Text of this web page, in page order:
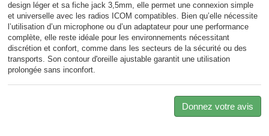
design léger et sa fiche jack 3,5mm, elle permet une connexion simple
et universelle avec les radios ICOM compatibles. Bien qu’elle nécessite
l’utilisation d’un microphone ou d’un adaptateur pour une performance
complète, elle reste idéale pour les environnements nécessitant
discrétion et confort, comme dans les secteurs de la sécurité ou des
transports. Son contour d'oreille ajustable garantit une utilisation
prolongée sans inconfort.
Donnez votre avis